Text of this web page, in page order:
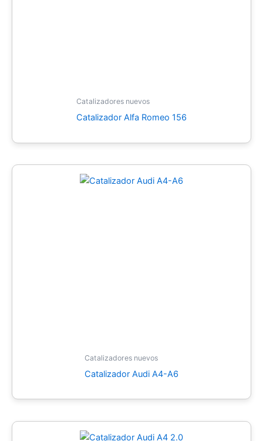
Catalizadores nuevos
Catalizador Alfa Romeo 156
Catalizadores nuevos
Catalizador Audi A4-A6